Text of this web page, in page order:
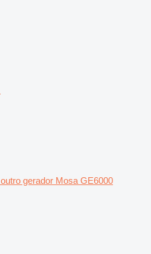
outro gerador Mosa GE6000